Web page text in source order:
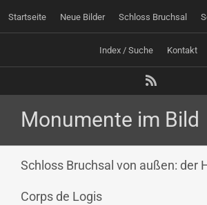
Inhalt
springen
Startseite Neue Bilder Schloss Bruchsal
Index / Suche Kontakt
Schloss Bruchsal von außen: der
Corps de Logis